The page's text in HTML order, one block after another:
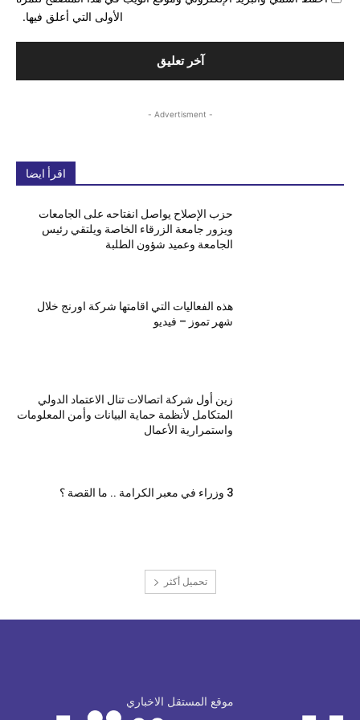
الأولى التي أعلق فيها.
- Advertisment -
اقرأ ايضا
حزب الإصلاح يواصل انفتاحه على الجامعات
ويزور جامعة الزرقاء الخاصة ويلتقي رئيس
الجامعة وعميد شؤون الطلبة
هذه الفعاليات التي اقامتها شركة اورنج خلال
شهر تموز – فيديو
زين أول شركة اتصالات تنال الاعتماد الدولي
المتكامل لأنظمة حماية البيانات وأمن المعلومات
واستمرارية الأعمال
3 وزراء في معبر الكرامة .. ما القصة ؟
تحميل أكثر
موقع المستقل الاخباري